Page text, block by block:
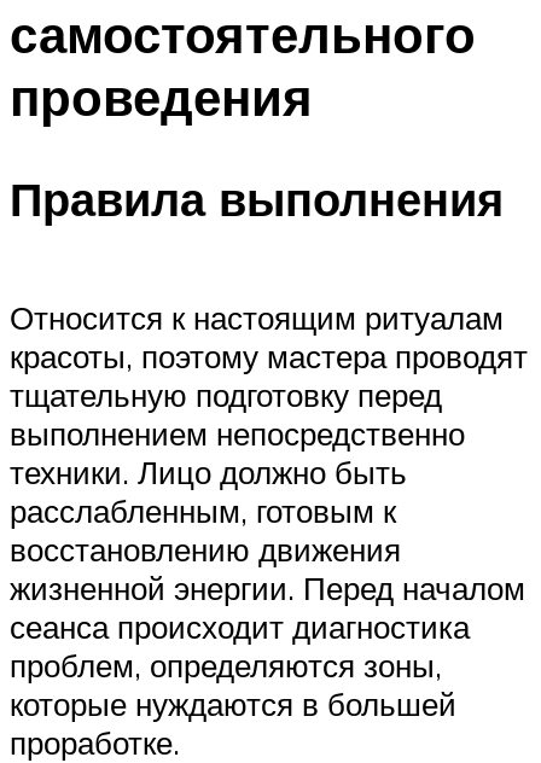
самостоятельного
проведения
Правила выполнения
Относится к настоящим ритуалам
красоты, поэтому мастера проводят
тщательную подготовку перед
выполнением непосредственно
техники. Лицо должно быть
расслабленным, готовым к
восстановлению движения
жизненной энергии. Перед началом
сеанса происходит диагностика
проблем, определяются зоны,
которые нуждаются в большей
проработке.